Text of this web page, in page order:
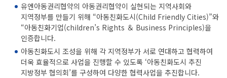
유엔아동권리협약의 아동권리협약이 실현되는 지역사회와
지역정부를 만들기 위해 “아동친화도시(Child Friendly Cities)”와
“아동친화기업(children’s Rights ＆ Business Principles)을
인증합니다.
아동친화도시 조성을 위해 각 지역정부가 서로 연대하고 협력하여
더욱 효율적으로 사업을 진행할 수 있도록 ‘아동친화도시 추진
지방정부 협의회’를 구성하여 다양한 협력사업을 추진합니다.